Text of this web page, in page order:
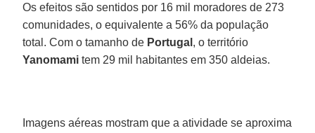
Os efeitos são sentidos por 16 mil moradores de 273
comunidades, o equivalente a 56% da população
total. Com o tamanho de Portugal , o território
Yanomami tem 29 mil habitantes em 350 aldeias.
Imagens aéreas mostram que a atividade se aproxima